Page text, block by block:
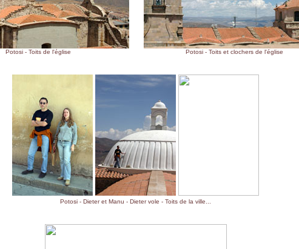
Potosi - Toits de l'église Potosi - Toits et clochers de l'église
Potosi - Dieter et Manu - Dieter vole - Toits de la ville...